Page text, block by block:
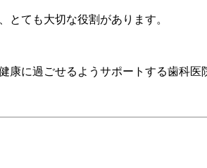
とても大切な役割があります。
康に過ごせるようサポートする歯科医